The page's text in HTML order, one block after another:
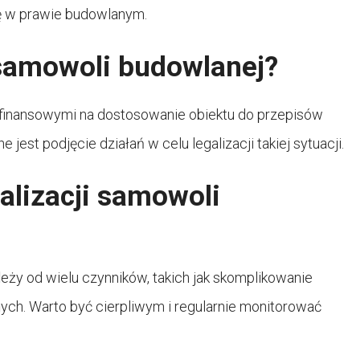
prawie budowlanym.
budowlanej?
na dostosowanie obiektu do przepisów
jest podjęcie działań w celu legalizacji takiej sytuacji.
samowoli
od wielu czynników, takich jak skomplikowanie
Warto być cierpliwym i regularnie monitorować